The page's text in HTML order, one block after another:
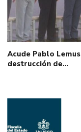
Acude Pablo
destrucción de…